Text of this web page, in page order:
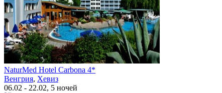
NaturMed Hotel Carbona 4*
Венгрия, Хевиз
06.02 - 22.02, 5 ночей